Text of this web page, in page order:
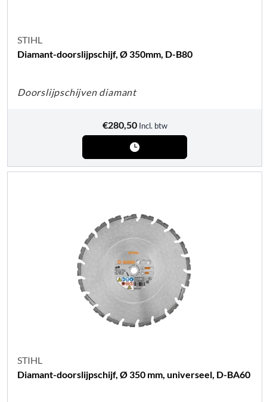
STIHL
Diamant-doorslijpschijf, Ø 350mm, D-B80
Doorslijpschijven diamant
€280,50 Incl. btw
STIHL
Diamant-doorslijpschijf, Ø 350 mm, universeel, D-BA60